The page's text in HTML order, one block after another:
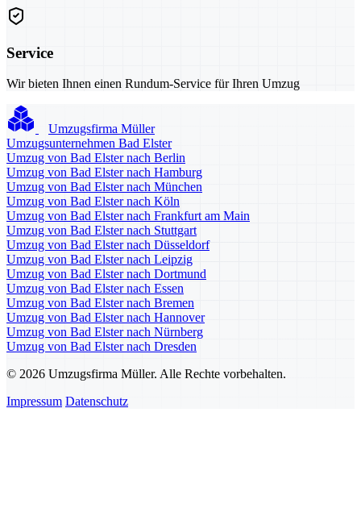
Service
Wir bieten Ihnen einen Rundum-Service für Ihren Umzug
Umzugsfirma Müller
Umzugsunternehmen Bad Elster
Umzug von Bad Elster nach Berlin
Umzug von Bad Elster nach Hamburg
Umzug von Bad Elster nach München
Umzug von Bad Elster nach Köln
Umzug von Bad Elster nach Frankfurt am Main
Umzug von Bad Elster nach Stuttgart
Umzug von Bad Elster nach Düsseldorf
Umzug von Bad Elster nach Leipzig
Umzug von Bad Elster nach Dortmund
Umzug von Bad Elster nach Essen
Umzug von Bad Elster nach Bremen
Umzug von Bad Elster nach Hannover
Umzug von Bad Elster nach Nürnberg
Umzug von Bad Elster nach Dresden
© 2026 Umzugsfirma Müller. Alle Rechte vorbehalten.
Impressum Datenschutz